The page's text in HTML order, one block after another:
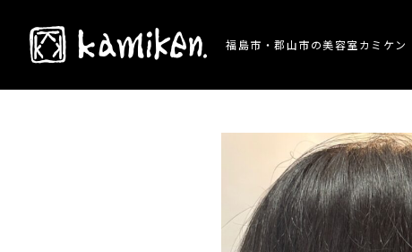
福島市・郡山市の美容室カミケン
TOP > 施術事例 > 夏に向けてスッキリショート